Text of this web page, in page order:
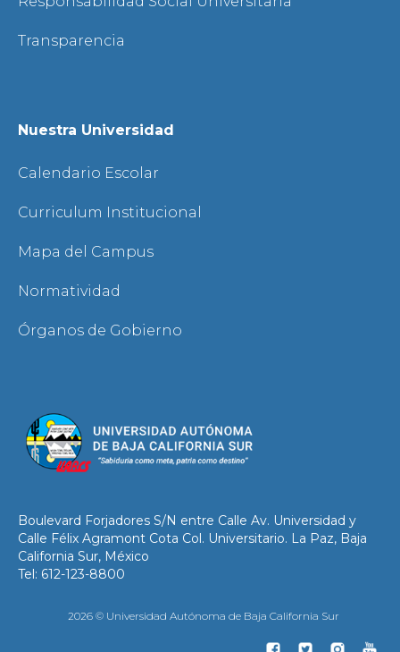
Transparencia
Nuestra Universidad
Calendario Escolar
Curriculum Institucional
Mapa del Campus
Normatividad
Órganos de Gobierno
Boulevard Forjadores S/N entre Calle Av. Universidad y
Calle Félix Agramont Cota Col. Universitario. La Paz, Baja
California Sur, México
Tel: 612-123-8800
2026 © Universidad Autónoma de Baja California Sur